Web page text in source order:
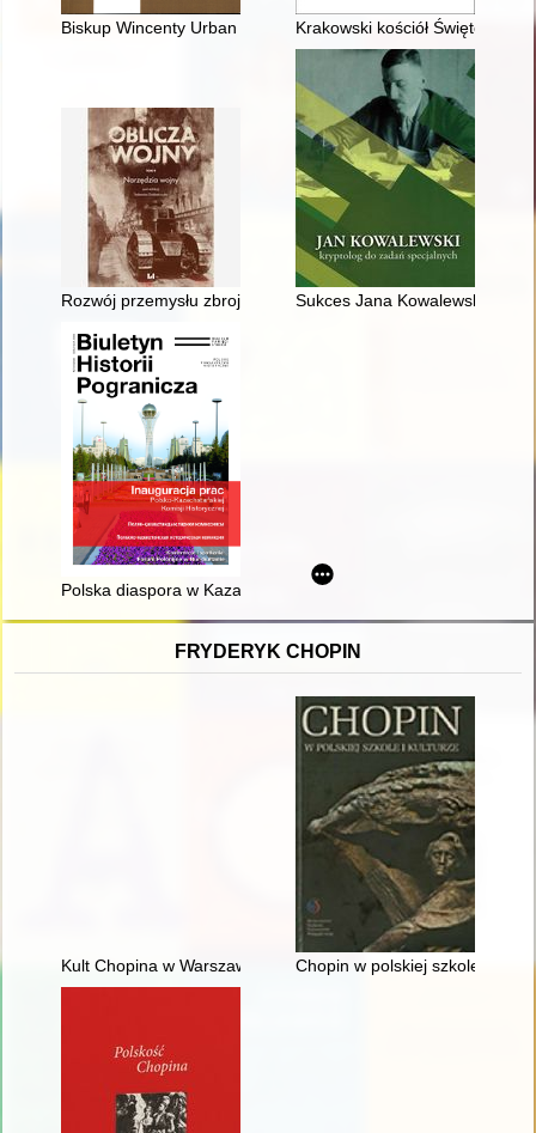
Biskup Wincenty Urban sufragan gnieźnieński jako
Krakowski kościół Świętej
Rozwój przemysłu zbrojeniowego w Polsce w drugiej
Sukces Jana Kowalewskiego :
Polska diaspora w Kazachstanie : główne etapy formowania
FRYDERYK CHOPIN
Kult Chopina w Warszawie pod zaborem rosyjskim
Chopin w polskiej szkole i